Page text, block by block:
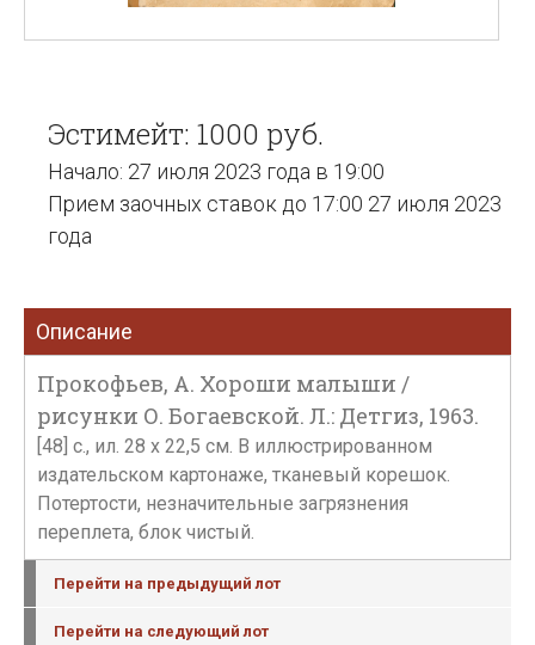
Эстимейт: 1000 руб.
Начало: 27 июля 2023 года в 19:00
Прием заочных ставок до 17:00 27 июля 2023
года
Описание
Прокофьев, А. Хороши малыши /
рисунки О. Богаевской. Л.: Детгиз, 1963.
[48] с., ил. 28 х 22,5 см. В иллюстрированном
издательском картонаже, тканевый корешок.
Потертости, незначительные загрязнения
переплета, блок чистый.
Перейти на предыдущий лот
Перейти на следующий лот